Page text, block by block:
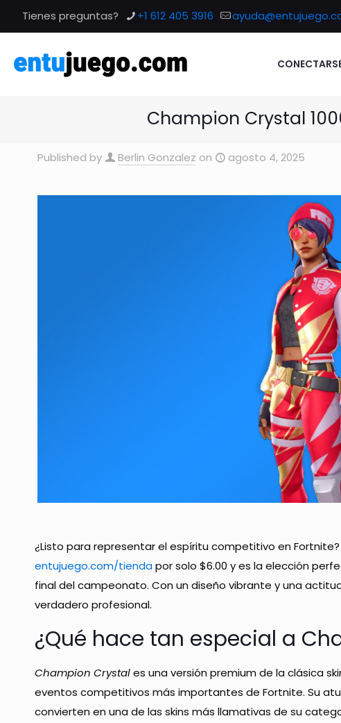
Tienes preguntas? +1 612 405 3916
Champion Crystal
Published by Berlin Gonzalez on agosto 4, 2025
¿Listo para representar el espíritu competitivo en Fortnite?
entujuego.com/tiendapor solo $6.00 y es la elección
final del campeonato. Con un diseño vibrante y una
verdadero profesional.
¿Qué hace tan especial a
Champion Crystales una versión premium de la clásica
eventos competitivos más importantes de Fortnite. Su
convierten en una de las skins más llamativas de su